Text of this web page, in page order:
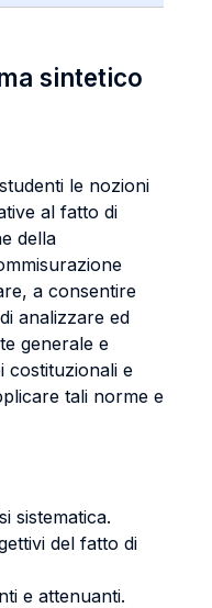
sintetico
le nozioni
al fatto di
della
a consentire
analizzare ed
generale e
costituzionali e
tali norme e
sistematica.
del fatto di
e attenuanti.